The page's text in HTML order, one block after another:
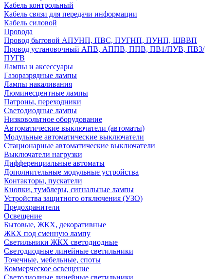
Кабель контрольный
Кабель связи для передачи информации
Кабель силовой
Провода
Провод бытовой АПУНП, ПВС, ПУГНП, ПУНП, ШВВП
Провод установочный АПВ, АППВ, ППВ, ПВ1/ПУВ, ПВ3/
ПУГВ
Лампы и аксессуары
Газоразрядные лампы
Лампы накаливания
Люминесцентные лампы
Патроны, переходники
Светодиодные лампы
Низковольтное оборудование
Автоматические выключатели (автоматы)
Модульные автоматические выключатели
Стационарные автоматические выключатели
Выключатели нагрузки
Дифференциальные автоматы
Дополнительные модульные устройства
Контакторы, пускатели
Кнопки, тумблеры, сигнальные лампы
Устройства защитного отключения (УЗО)
Предохранители
Освещение
Бытовые, ЖКХ, декоративные
ЖКХ под сменную лампу
Светильники ЖКХ светодиодные
Светодиодные линейные светильники
Точечные, мебельные, споты
Коммерческое освещение
Светодиодные линейные светильники